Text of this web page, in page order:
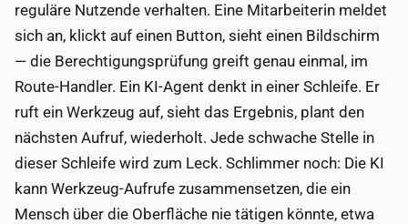
reguläre Nutzende verhalten. Eine Mitarbeiterin meldet
sich an, klickt auf einen Button, sieht einen Bildschirm
— die Berechtigungsprüfung greift genau einmal, im
Route-Handler. Ein KI-Agent denkt in einer Schleife. Er
ruft ein Werkzeug auf, sieht das Ergebnis, plant den
nächsten Aufruf, wiederholt. Jede schwache Stelle in
dieser Schleife wird zum Leck. Schlimmer noch: Die KI
kann Werkzeug-Aufrufe zusammensetzen, die ein
Mensch über die Oberfläche nie tätigen könnte, etwa